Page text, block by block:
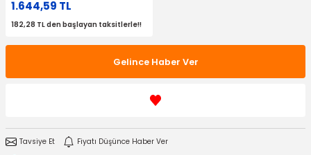
1.644,59 TL
182,28 TL den başlayan taksitlerle!!
Gelince Haber Ver
Tavsiye Et
Fiyatı Düşünce Haber Ver